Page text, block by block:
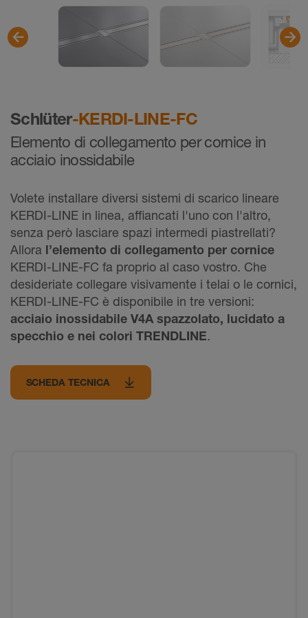
Schlüter-KERDI-LINE-FC
Elemento di collegamento per cornice in
acciaio inossidabile
Volete installare diversi sistemi di scarico lineare
KERDI-LINE in linea, affiancati l'uno con l'altro,
senza però lasciare spazi intermedi piastrellati?
Allora l’elemento di collegamento per cornice
KERDI-LINE-FC fa proprio al caso vostro. Che
desideriate collegare visivamente i telai o le cornici,
KERDI-LINE-FC è disponibile in tre versioni:
acciaio inossidabile V4A spazzolato, lucidato a
specchio e nei colori TRENDLINE.
SCHEDA TECNICA